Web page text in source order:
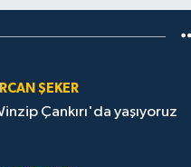
ŞEKER
Çankırı'da yaşıyoruz